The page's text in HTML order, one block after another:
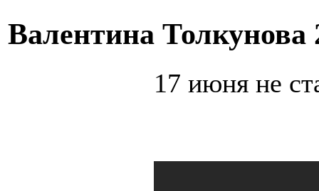
Валентина Толкунова
17 июня не